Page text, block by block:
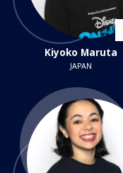
Kiyoko Maruta
JAPAN